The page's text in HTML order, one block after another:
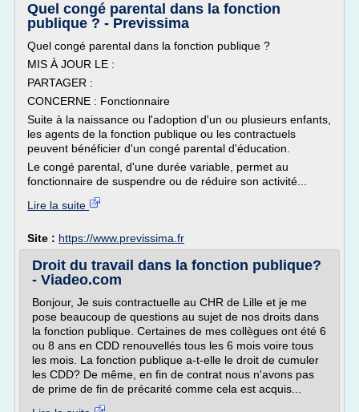
Quel congé parental dans la fonction
publique ? - Previssima
Quel congé parental dans la fonction publique ?
MIS À JOUR LE :
PARTAGER :
CONCERNE : Fonctionnaire
Suite à la naissance ou l'adoption d'un ou plusieurs enfants,
les agents de la fonction publique ou les contractuels
peuvent bénéficier d'un congé parental d'éducation.
Le congé parental, d'une durée variable, permet au
fonctionnaire de suspendre ou de réduire son activité...
Lire la suite
Site : https://www.previssima.fr
Droit du travail dans la fonction publique?
- Viadeo.com
Bonjour, Je suis contractuelle au CHR de Lille et je me
pose beaucoup de questions au sujet de nos droits dans
la fonction publique. Certaines de mes collègues ont été 6
ou 8 ans en CDD renouvellés tous les 6 mois voire tous
les mois. La fonction publique a-t-elle le droit de cumuler
les CDD? De même, en fin de contrat nous n'avons pas
de prime de fin de précarité comme cela est acquis...